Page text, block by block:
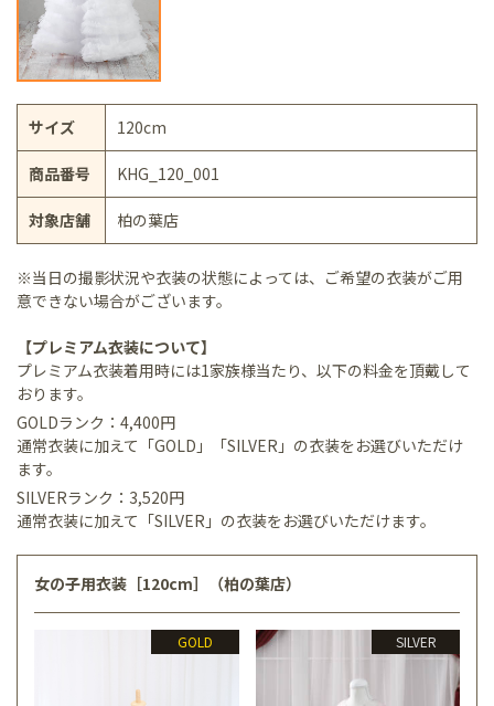
サイズ 120cm
商品番号 KHG_120_001
対象店舗 柏の葉店
※当日の撮影状況や衣装の状態によっては、ご希望の衣装がご用
意できない場合がございます。
【プレミアム衣装について】
プレミアム衣装着用時には1家族様当たり、以下の料金を頂戴して
おります。
GOLDランク：4,400円
通常衣装に加えて「GOLD」「SILVER」の衣装をお選びいただけ
ます。
SILVERランク：3,520円
通常衣装に加えて「SILVER」の衣装をお選びいただけます。
女の子用衣装［120cm］（柏の葉店）
GOLD SILVER